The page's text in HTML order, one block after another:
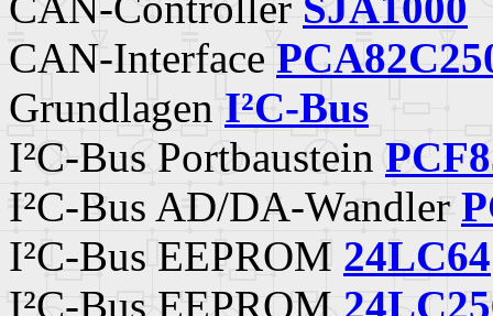
CAN-Interface
Grundlagen I²C-Bus
I²C-Bus Portbaustein
I²C-Bus AD/DA-Wandler
I²C-Bus EEPROM 24LC64
I²C-Bus EEPROM